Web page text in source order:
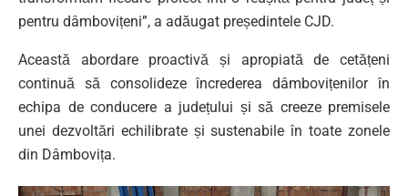
pentru dâmbovițeni”, a adăugat președintele CJD.
Această abordare proactivă și apropiată de cetățeni
continuă să consolideze încrederea dâmbovițenilor în
echipa de conducere a județului și să creeze premisele
unei dezvoltări echilibrate și sustenabile în toate zonele
din Dâmbovița.